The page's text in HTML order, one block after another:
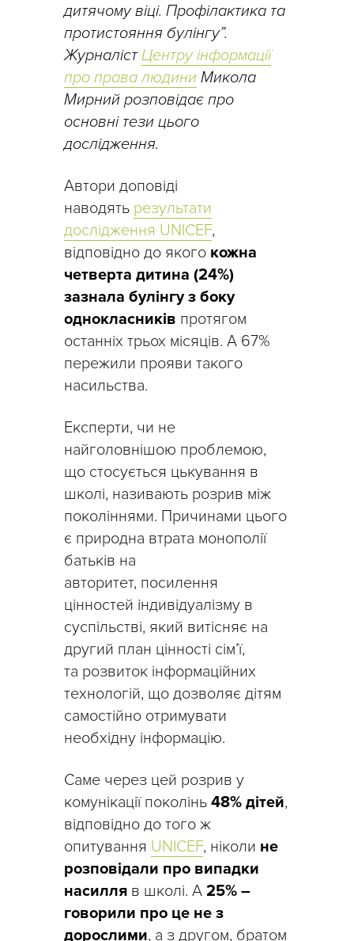
дитячому віці. Профілактика та
протистояння булінгу”.
ЖурналістЦентру інформації
про права людини Микола
Мирний розповідає про
основні тези цього
дослідження.
Автори доповіді
наводять результати
дослідження UNICEF,
відповідно до якого кожна
четверта дитина (24%)
зазнала булінгу з боку
однокласників протягом
останніх трьох місяців. А 67%
пережили прояви такого
насильства.
Експерти, чи не
найголовнішою проблемою,
що стосується цькування в
школі, називають розрив між
поколіннями. Причинами цього
є природна втрата монополії
батьків на
авторитет, посилення
цінностей індивідуалізму в
суспільстві, який витісняє на
другий план цінності сім’ї,
та розвиток інформаційних
технологій, що дозволяє дітям
самостійно отримувати
необхідну інформацію.
Саме через цей розрив у
комунікації поколінь 48% дітей,
відповідно до того ж
опитування UNICEF, ніколи не
розповідали про випадки
насилля в школі. А 25% –
говорили про це не з
дорослими, а з другом, братом